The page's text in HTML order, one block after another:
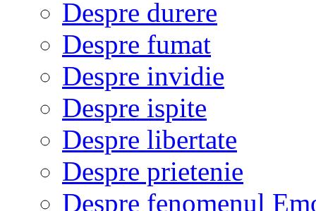
Despre durere
Despre fumat
Despre invidie
Despre ispite
Despre libertate
Despre prietenie
Despre fenomenul